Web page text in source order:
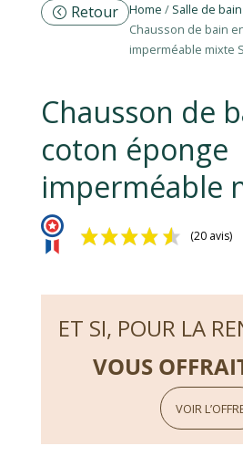
Retour Home / Salle de bain
Chausson de bain
imperméable mixte
Chausson de
coton éponge
imperméable
(20 avis)
ET SI, POUR LA
VOUS
VOIR